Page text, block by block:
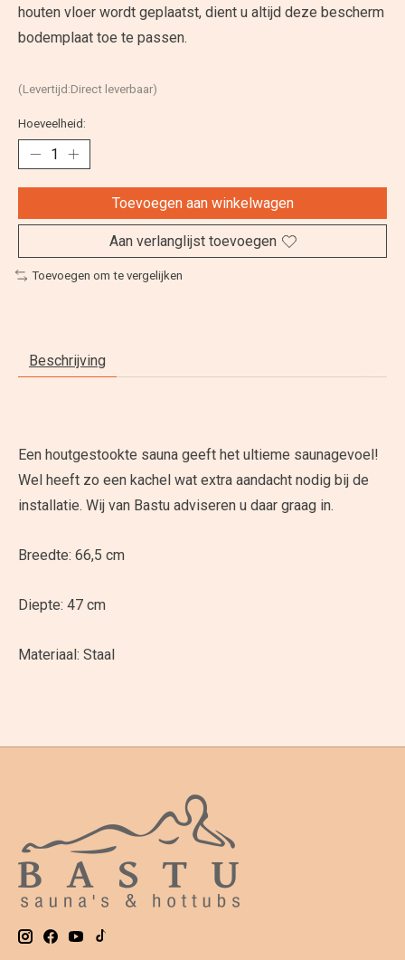
houten vloer wordt geplaatst, dient u altijd deze bescherm
bodemplaat toe te passen.
(Levertijd:Direct leverbaar)
Hoeveelheid:
Toevoegen aan winkelwagen
Aan verlanglijst toevoegen
Toevoegen om te vergelijken
Beschrijving
Een houtgestookte sauna geeft het ultieme saunagevoel!
Wel heeft zo een kachel wat extra aandacht nodig bij de
installatie. Wij van Bastu adviseren u daar graag in.
Breedte: 66,5 cm
Diepte: 47 cm
Materiaal: Staal